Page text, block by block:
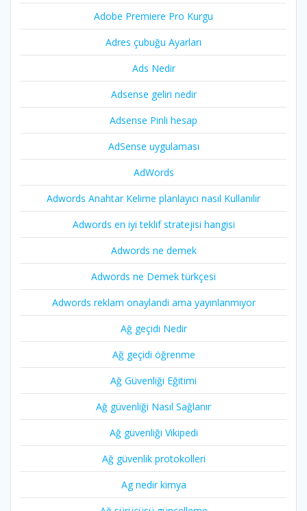
Adobe Premiere Pro Kurgu
Adres çubuğu Ayarları
Ads Nedir
Adsense geliri nedir
Adsense Pinli hesap
AdSense uygulaması
AdWords
Adwords Anahtar Kelime planlayıcı nasıl Kullanılır
Adwords en iyi teklif stratejisi hangisi
Adwords ne demek
Adwords ne Demek türkçesi
Adwords reklam onaylandi ama yayınlanmıyor
Ağ geçidi Nedir
Ağ geçidi öğrenme
Ağ Güvenliği Eğitimi
Ağ güvenliği Nasıl Sağlanır
Ağ güvenliği Vikipedi
Ağ güvenlik protokolleri
Ag nedir kimya